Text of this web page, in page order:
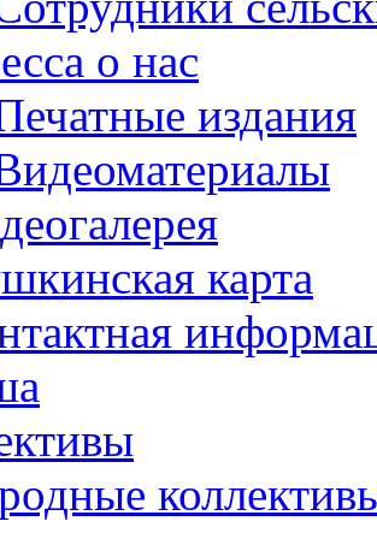
о нас
издания
карта